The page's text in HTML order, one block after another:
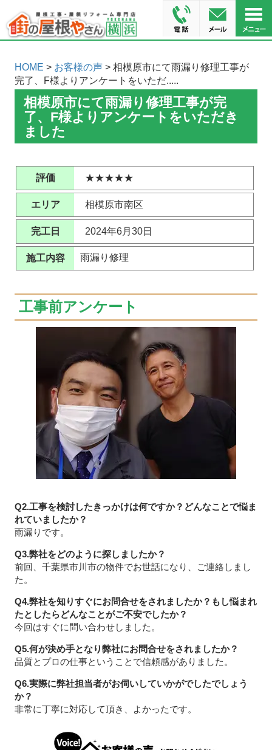
HOME > お客様の声> 相模原市にて雨漏り修理工事が
完了、F様よりアンケートをいただ.....
相模原市にて雨漏り修理工事が完
了、F様よりアンケートをいただき
ました
評価 ★★★★★
エリア 相模原市南区
完工日 2024年6月30日
施工内容 雨漏り修理
工事前アンケート
Q2.工事を検討したきっかけは何ですか？どんなことで悩ま
れていましたか？
雨漏りです。
Q3.弊社をどのように探しましたか？
前回、千葉県市川市の物件でお世話になり、ご連絡しまし
た。
Q4.弊社を知りすぐにお問合せをされましたか？もし悩まれ
たとしたらどんなことがご不安でしたか？
今回はすぐに問い合わせしました。
Q5.何が決め手となり弊社にお問合せをされましたか？
品質とプロの仕事ということで信頼感がありました。
Q6.実際に弊社担当者がお伺いしていかがでしたでしょう
か？
非常に丁寧に対応して頂き、よかったです。